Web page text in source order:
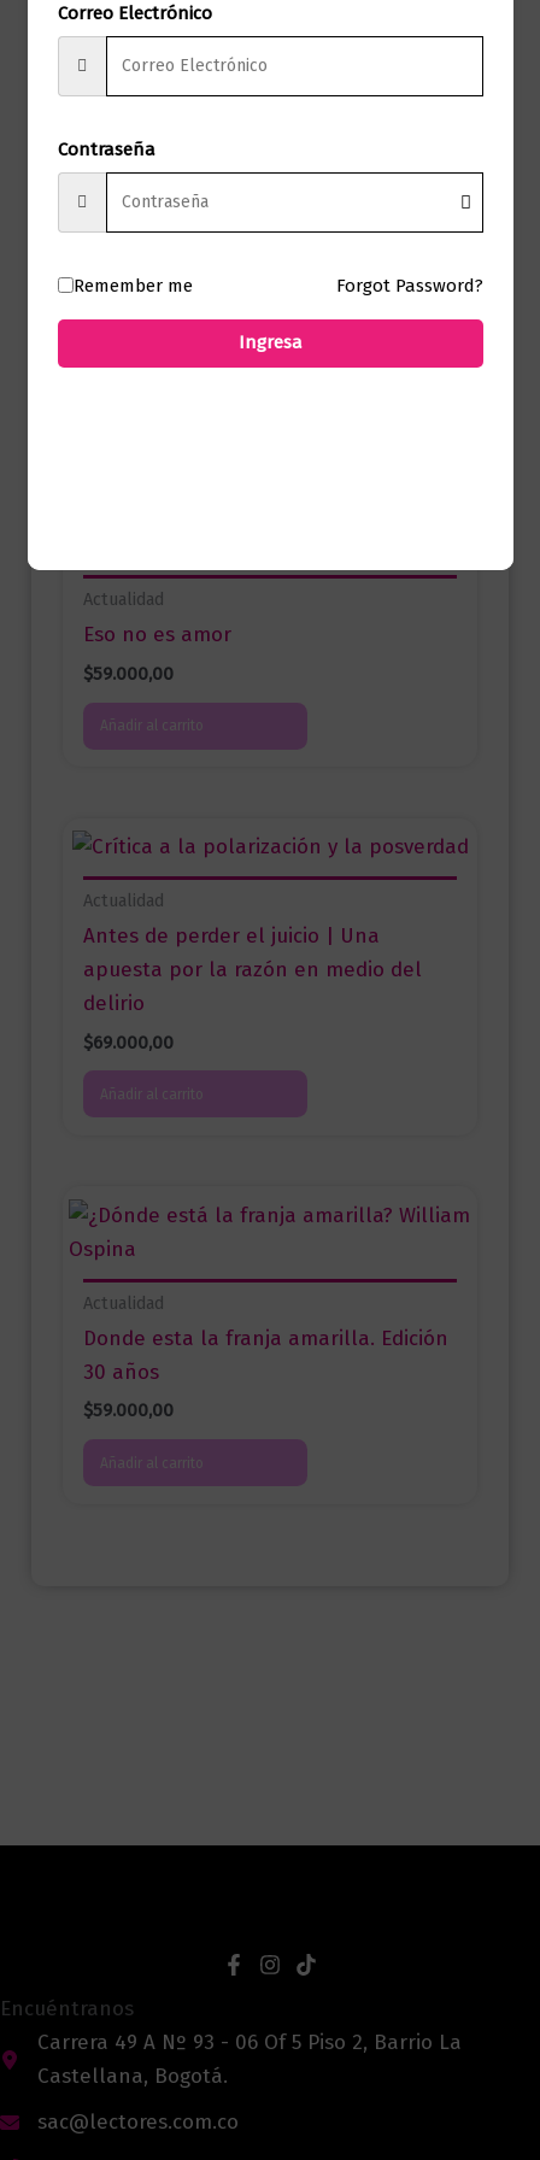
los archivos y la teoría política para
iluminar las sombras del pasado nacional.
Productos relacionados
Actualidad
Montes de María
$65.000,00
Actualidad
Eso no es amor
$59.000,00
Añadir al carrito
Actualidad
Antes de perder el juicio | Una
apuesta por la razón en medio del
delirio
$69.000,00
Añadir al carrito
Actualidad
Donde esta la franja amarilla. Edición
30 años
$59.000,00
Añadir al carrito
Encuéntranos
Carrera 49 A Nº 93 - 06 Of 5 Piso 2, Barrio La
Castellana, Bogotá.
sac@lectores.com.co
Correo Electrónico
Contraseña
Remember me Forgot Password?
Ingresa